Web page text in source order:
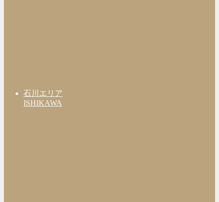
石川エリア
ISHIKAWA